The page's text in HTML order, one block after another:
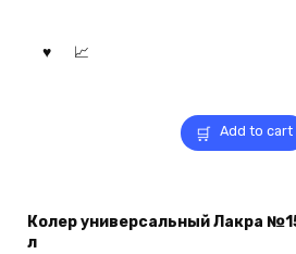
Add to cart
Колер универсальный Лакра
л